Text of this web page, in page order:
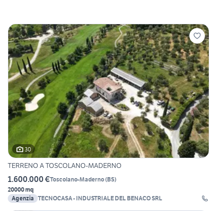
30
TERRENO A TOSCOLANO-MADERNO
1.600.000 €Toscolano-Maderno(BS)
20000 mq
Agenzia TECNOCASA - INDUSTRIALE DEL BENACO SRL